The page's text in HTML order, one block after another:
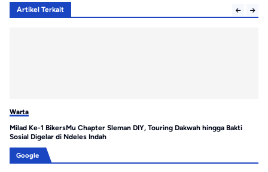
Artikel Terkait
Warta
Milad Ke-1 BikersMu Chapter Sleman DIY, Touring Dakwah hingga Bakti
Sosial Digelar di Ndeles Indah
Google